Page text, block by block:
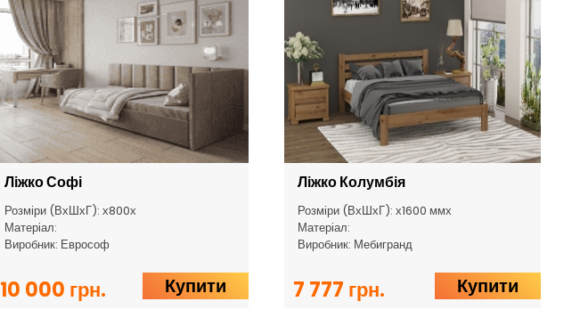
Ліжко Софі
Розміри (ВхШхГ): х800х
Матеріал:
Виробник: Еврософ
10 000 грн. Купити
Ліжко Колумбія
Розміри (ВхШхГ): х1600 ммх
Матеріал:
Виробник: Мебигранд
7 777 грн. Купити